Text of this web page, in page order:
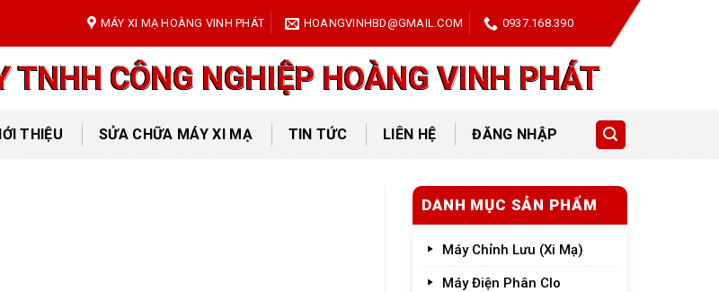
MÁY XI MẠ HOÀNG VINH PHÁT HOANGVINHBD@GMAIL.COM 0937.168.390
TNHH CÔNG NGHIỆP HOÀNG VINH PHÁT
THIỆU SỬA CHỮA MÁY XI MẠ TIN TỨC LIÊN HỆ ĐĂNG NHẬP
DANH MỤC SẢN PHẨM
Máy Chỉnh Lưu (Xi Mạ)
Máy Điện Phân Clo